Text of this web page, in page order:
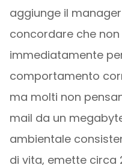
aggiunge il
concordare che
immediatamente
comportamento
ma molti non
mail da un
ambientale
di vita, emette circa